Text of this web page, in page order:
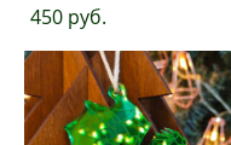
450 pуб.